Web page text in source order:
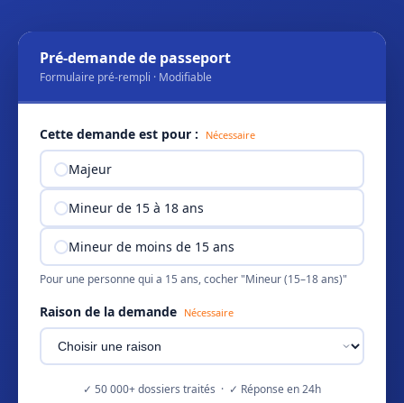
Pré-demande de passeport
Formulaire pré-rempli · Modifiable
Cette demande est pour : Nécessaire
Majeur
Mineur de 15 à 18 ans
Mineur de moins de 15 ans
Pour une personne qui a 15 ans, cocher "Mineur (15–18 ans)"
Raison de la demande Nécessaire
✓ 50 000+ dossiers traités · ✓ Réponse en 24h